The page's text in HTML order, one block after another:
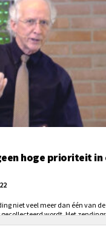
hoge prioriteit in
niet veel meer dan één van
wordt. Het
de passie voor zending